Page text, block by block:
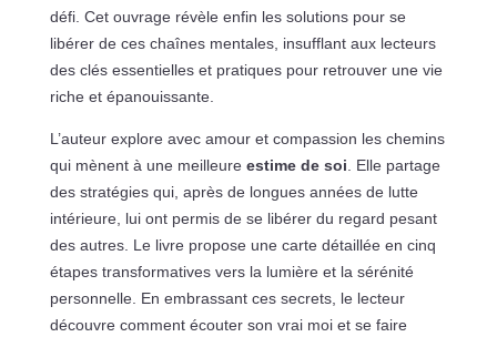
défi. Cet ouvrage révèle enfin les solutions pour se
libérer de ces chaînes mentales, insufflant aux lecteurs
des clés essentielles et pratiques pour retrouver une vie
riche et épanouissante.
L’auteur explore avec amour et compassion les chemins
qui mènent à une meilleure estime de soi . Elle partage
des stratégies qui, après de longues années de lutte
intérieure, lui ont permis de se libérer du regard pesant
des autres. Le livre propose une carte détaillée en cinq
étapes transformatives vers la lumière et la sérénité
personnelle. En embrassant ces secrets, le lecteur
découvre comment écouter son vrai moi et se faire